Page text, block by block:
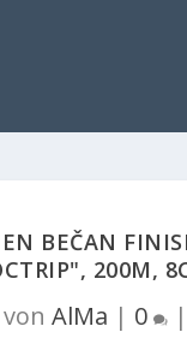
BEČAN
200M,
AlMa | 0 |